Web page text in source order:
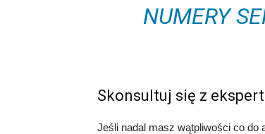
NUMERY
Skonsultuj się z
Jeśli nadal masz wątpliwości co do